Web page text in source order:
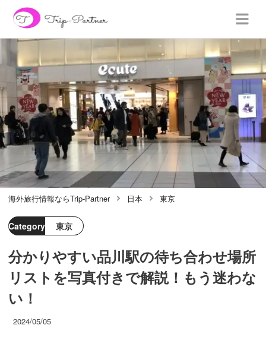
海外旅行情報ならTrip-Partner 日本 東京
Category 東京
分かりやすい品川駅の待ち合わせ場所
リストを写真付きで解説！もう迷わな
い！
2024/05/05